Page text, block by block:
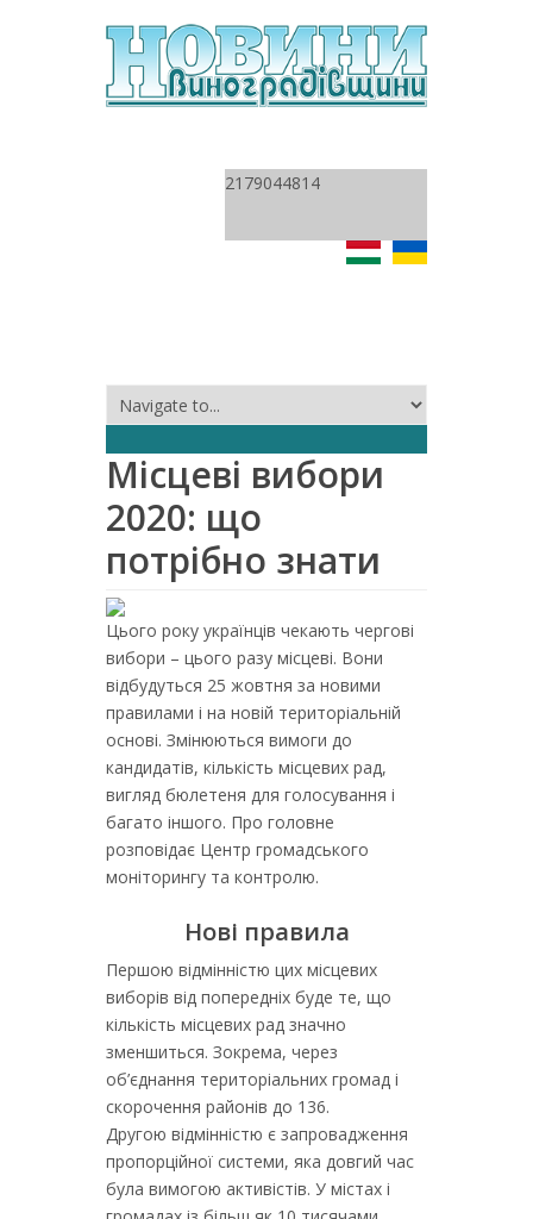
2179044814
Місцеві вибори
2020: що
потрібно знати
Цього року українців чекають чергові
вибори – цього разу місцеві. Вони
відбудуться 25 жовтня за новими
правилами і на новій територіальній
основі. Змінюються вимоги до
кандидатів, кількість місцевих рад,
вигляд бюлетеня для голосування і
багато іншого. Про головне
розповідає Центр громадського
моніторингу та контролю.
Нові правила
Першою відмінністю цих місцевих
виборів від попередніх буде те, що
кількість місцевих рад значно
зменшиться. Зокрема, через
об’єднання територіальних громад і
скорочення районів до 136.
Другою відмінністю є запровадження
пропорційної системи, яка довгий час
була вимогою активістів. У містах і